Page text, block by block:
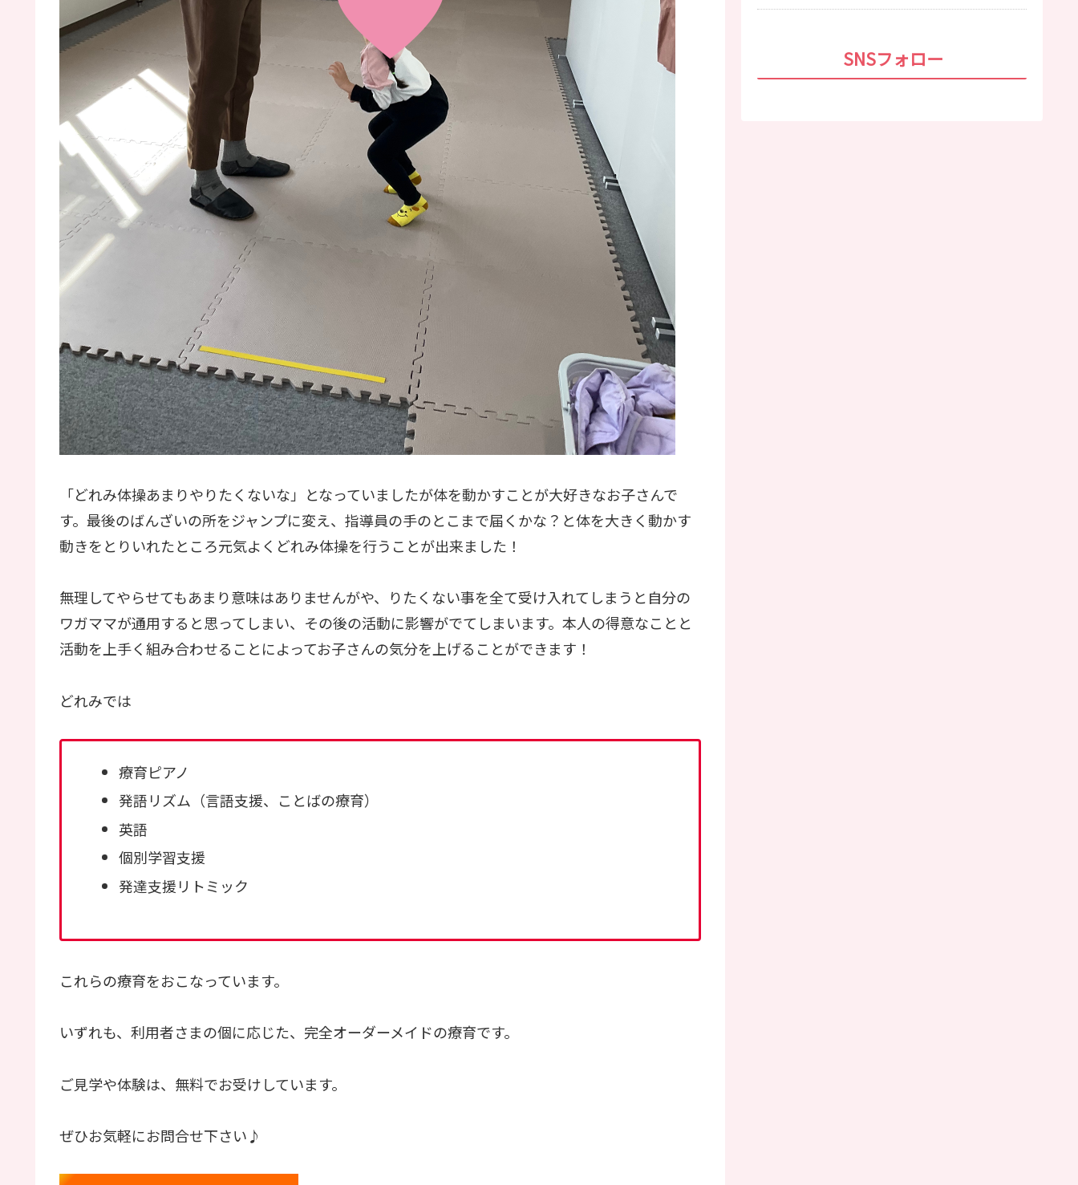
「どれみ体操あまりやりたくないな」となっていましたが体を動かすことが大好きなお子さんで
す。最後のばんざいの所をジャンプに変え、指導員の手のとこまで届くかな？と体を大きく動かす
動きをとりいれたところ元気よくどれみ体操を行うことが出来ました！
無理してやらせてもあまり意味はありませんがや、りたくない事を全て受け入れてしまうと自分の
ワガママが通用すると思ってしまい、その後の活動に影響がでてしまいます。本人の得意なことと
活動を上手く組み合わせることによってお子さんの気分を上げることができます！
どれみでは
療育ピアノ
発語リズム（言語支援、ことばの療育）
英語
個別学習支援
発達支援リトミック
これらの療育をおこなっています。
いずれも、利用者さまの個に応じた、完全オーダーメイドの療育です。
ご見学や体験は、無料でお受けしています。
ぜひお気軽にお問合せ下さい♪
SNSフォロー